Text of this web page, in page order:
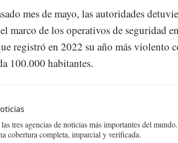
mes de mayo, las autoridades
marco de los operativos de seguridad
registró en 2022 su año más violento
100.000 habitantes.
tres agencias de noticias más importantes del
cobertura completa, imparcial y verificada.